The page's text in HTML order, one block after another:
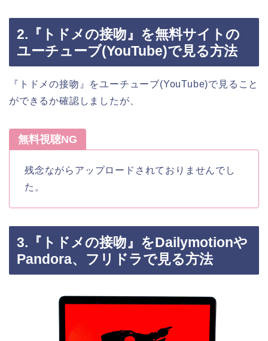
2.『トドメの接吻』を無料サイトの
ユーチューブ(YouTube)で見る方法
『トドメの接吻』をユーチューブ(YouTube)で見ること
ができるか確認しましたが、
無料視聴NG
残念ながらアップロードされておりませんでし
た。
3.『トドメの接吻』をDailymotionや
Pandora、フリドラで見る方法